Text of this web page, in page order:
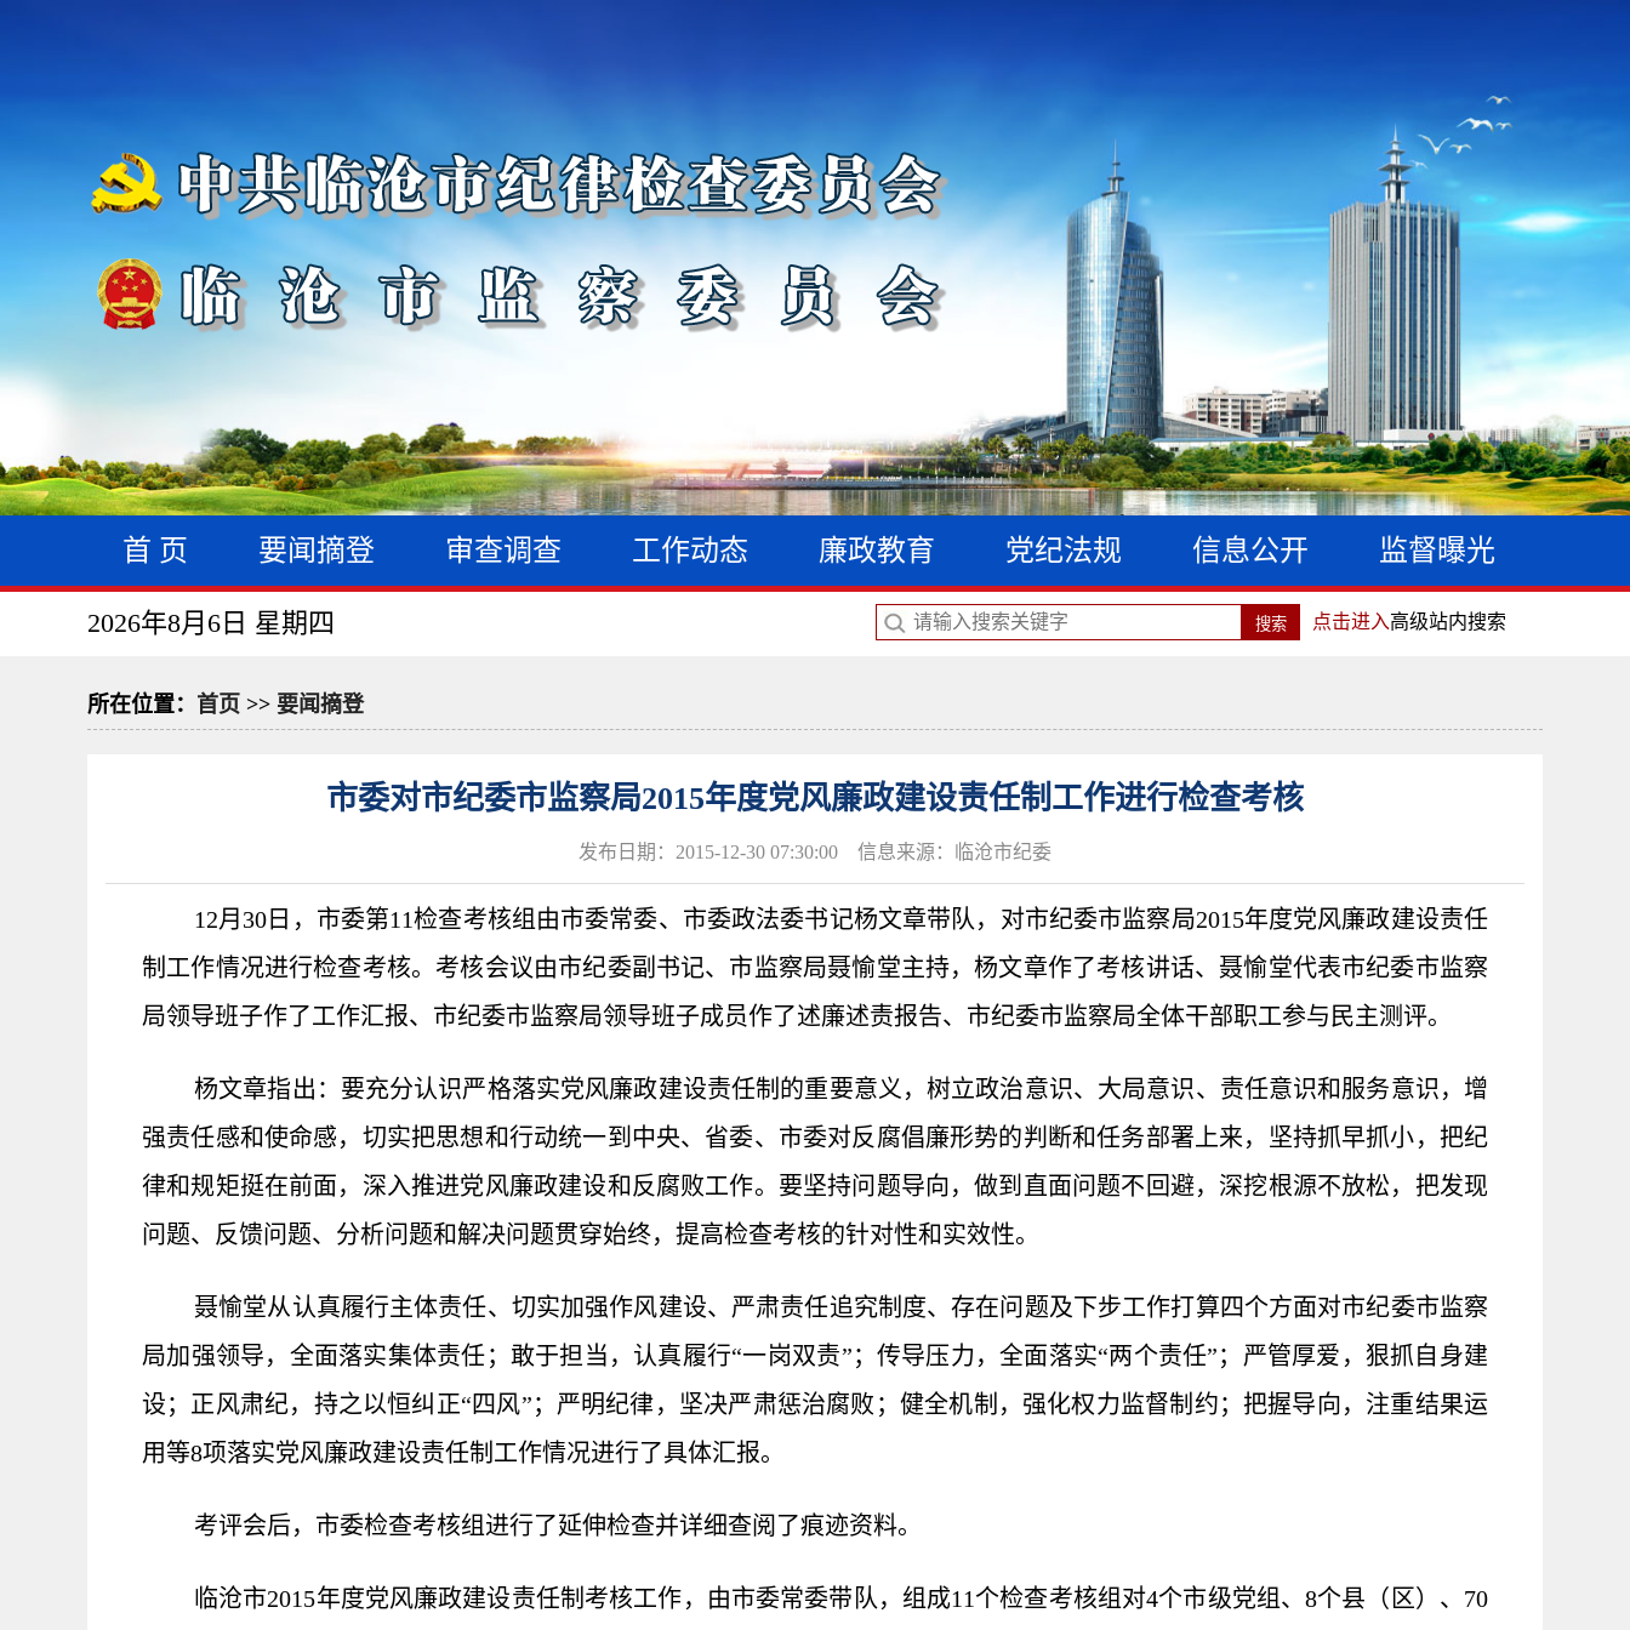
首 页 要闻摘登 审查调查 工作动态 廉政教育 党纪法规 信息公开 监督曝光
2026年8月6日 星期四 点击进入高级站内搜索
所在位置： 首页 >> 要闻摘登
市委对市纪委市监察局2015年度党风廉政建设责任制工作进行检查考核
发布日期：2015-12-30 07:30:00 信息来源：临沧市纪委
12月30日 ，市委第11检查考核组由市委常委、市委政法委书记杨文章带队，对市纪委市监察局2015年度党风廉政建设责任
制工作情况进行检查考核。考核会议由市纪委副书记、市监察局聂愉堂主持，杨文章作了考核讲话、聂愉堂代表市纪委市监察
局领导班子作了工作汇报、市纪委市监察局领导班子成员作了述廉述责报告、市纪委市监察局全体干部职工参与民主测评。
杨文章指出：要充分认识严格落实党风廉政建设责任制的重要意义，树立政治意识、大局意识、责任意识和服务意识，增
强责任感和使命感， 切实把思想和行动统一到中央、省委、市委对反腐倡廉形势的判断和任务部署上来， 坚持抓早抓小， 把纪
律和规矩挺在前面，深入推进党风廉政建设和反腐败工作。 要坚持问题导向，做到直面问题不回避，深挖根源不放松，把发现
问题、反馈问题、分析问题和解决问题贯穿始终，提高检查考核的针对性和实效性。
聂愉堂从认真履行主体责任、切实加强作风建设、严肃责任追究制度、存在问题及下步工作打算四个方面对市纪委市监察
局加强领导，全面落实集体责任；敢于担当，认真履行“一岗双责”；传导压力，全面落实“两个责任”；严管厚爱，狠抓自身建
设；正风肃纪，持之以恒纠正“四风”；严明纪律，坚决严肃惩治腐败；健全机制，强化权力监督制约；把握导向，注重结果运
用等8项落实党风廉政建设责任制工作情况进行了具体汇报。
考评会后，市委检查考核组进行了延伸检查并详细查阅了痕迹资料。
临沧市2015年度党风廉政建设责任制考核工作，由市委常委带队，组成11个检查考核组对4个市级党组、8个县（区）、70